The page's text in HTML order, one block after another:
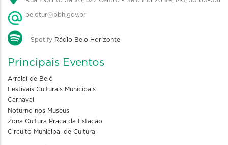
belotur@pbh.gov.br
Spotify Rádio Belo Horizonte
Principais Eventos
Arraial de Belô
Festivais Culturais Municipais
Carnaval
Noturno nos Museus
Zona Cultura Praça da Estação
Circuito Municipal de Cultura